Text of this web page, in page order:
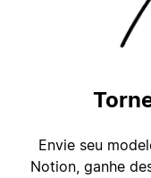
Envie seu
Notion, ganhe